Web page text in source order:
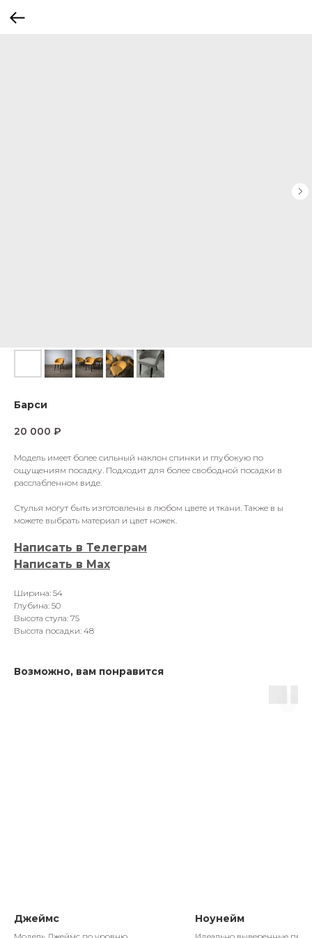
Барси
20 000 ₽
Модель имеет более сильный наклон спинки и глубокую по
ощущениям посадку. Подходит для более свободной посадки в
расслабленном виде.
Стулья могут быть изготовлены в любом цвете и ткани. Также в ы
можете выбрать материал и цвет ножек.
Написать в Телеграм
Написать в Мах
Ширина: 54
Глубина: 50
Высота стула: 75
Высота посадки: 48
Возможно, вам понравится
Джеймс Ноунейм